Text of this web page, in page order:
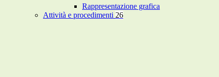
Rappresentazione grafica
Attività e procedimenti 26